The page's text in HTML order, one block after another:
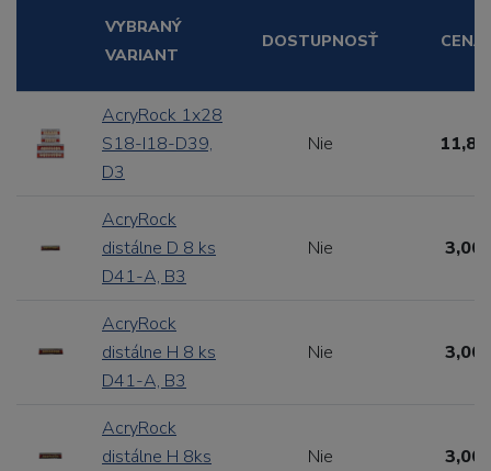
VYBRANÝ
VARIANT
DOSTUPNOSŤ CENA
AcryRock 1x28
S18-I18-D39,
D3
Nie
AcryRock
distálne D 8 ks
D41-A, B3
Nie 3,00
AcryRock
distálne H 8 ks
D41-A, B3
Nie 3,00
AcryRock
distálne H 8ks
Nie 3,00